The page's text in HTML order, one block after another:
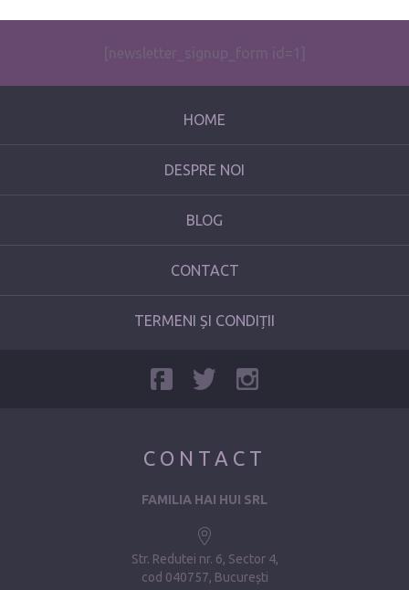
[newsletter_signup_form id=1]
HOME
DESPRE NOI
BLOG
CONTACT
TERMENI ȘI CONDIȚII
CONTACT
FAMILIA HAI HUI SRL
Str. Redutei nr. 6, Sector 4
cod 040757, București